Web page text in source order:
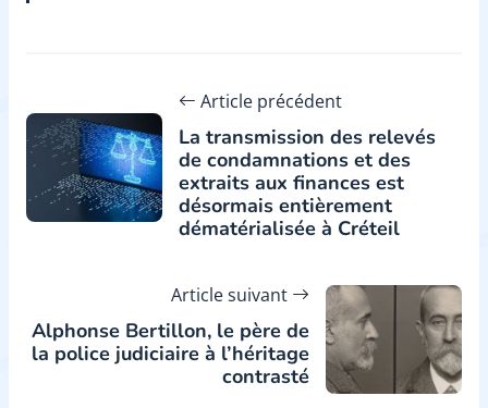
Article précédent
La transmission des relevés
de condamnations et des
extraits aux finances est
désormais entièrement
dématérialisée à Créteil
Article suivant
Alphonse Bertillon, le père de
la police judiciaire à l’héritage
contrasté